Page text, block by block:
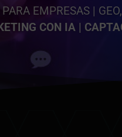
EMPRESAS |
CON IA |